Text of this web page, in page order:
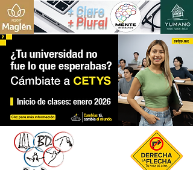
+ Claro
+ Plural